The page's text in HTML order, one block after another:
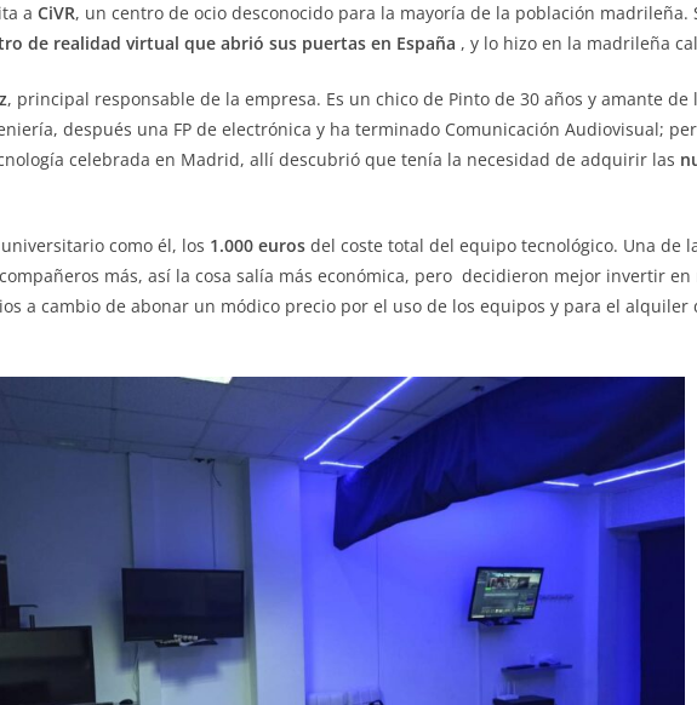
a CiVR, un centro de ocio desconocido para la mayoría de la población madrileña.
de realidad virtual que abrió sus puertas en España , y lo hizo en la madrileña
, principal responsable de la empresa. Es un chico de Pinto de 30 años y amante de
después una FP de electrónica y ha terminado Comunicación Audiovisual;
celebrada en Madrid, allí descubrió que tenía la necesidad de adquirir las
como él, los 1.000 euros del coste total del equipo tecnológico. Una de
más, así la cosa salía más económica, pero decidieron mejor invertir
a cambio de abonar un módico precio por el uso de los equipos y para el